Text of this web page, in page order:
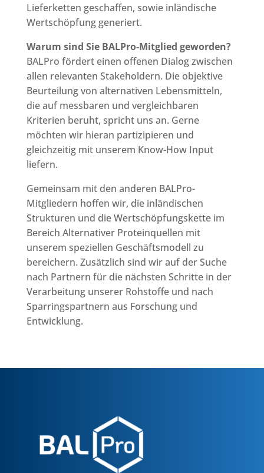
Lieferketten geschaffen, sowie inländische
Wertschöpfung generiert.
Warum sind Sie BALPro-Mitglied geworden?
BALPro fördert einen offenen Dialog zwischen
allen relevanten Stakeholdern. Die objektive
Beurteilung von alternativen Lebensmitteln,
die auf messbaren und vergleichbaren
Kriterien beruht, spricht uns an. Gerne
möchten wir hieran partizipieren und
gleichzeitig mit unserem Know-How Input
liefern.
Gemeinsam mit den anderen BALPro-
Mitgliedern hoffen wir, die inländischen
Strukturen und die Wertschöpfungskette im
Bereich Alternativer Proteinquellen mit
unserem speziellen Geschäftsmodell zu
bereichern. Zusätzlich sind wir auf der Suche
nach Partnern für die nächsten Schritte in der
Verarbeitung unserer Rohstoffe und nach
Sparringspartnern aus Forschung und
Entwicklung.